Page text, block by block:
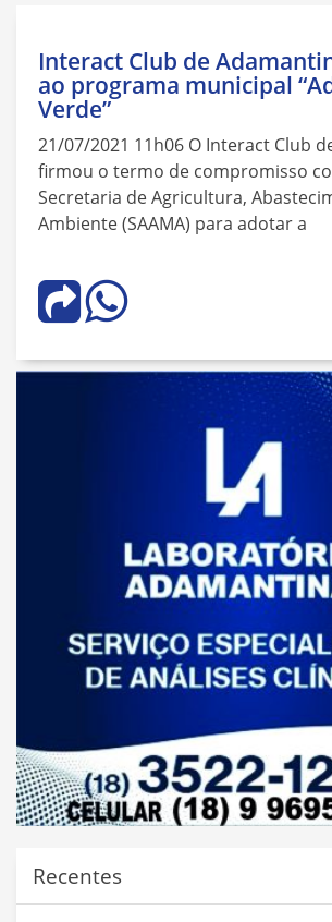
Interact Club de
ao programa municipal
Verde”
21/07/2021 11h06 O Interact Club
firmou o termo de compromisso
Secretaria de Agricultura,
Ambiente (SAAMA) para adotar a
Recentes